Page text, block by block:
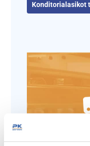
Konditorialasikot